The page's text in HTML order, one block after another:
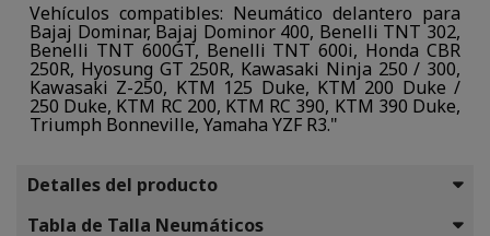
Vehículos compatibles: Neumático delantero para
Bajaj Dominar, Bajaj Dominor 400, Benelli TNT 302,
Benelli TNT 600GT, Benelli TNT 600i, Honda CBR
250R, Hyosung GT 250R, Kawasaki Ninja 250 / 300,
Kawasaki Z-250, KTM 125 Duke, KTM 200 Duke /
250 Duke, KTM RC 200, KTM RC 390, KTM 390 Duke,
Triumph Bonneville, Yamaha YZF R3."
Detalles del producto
Tabla de Talla Neumáticos